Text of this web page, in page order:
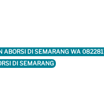
DI SEMARANG WA
DI SEMARANG